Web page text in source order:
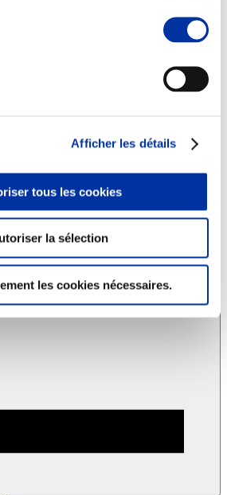
Afficher les détails
tous les cookies
la sélection
les cookies nécessaires.
sanitaire
et santé
et attractivité des métiers
Accords